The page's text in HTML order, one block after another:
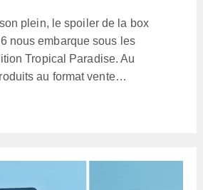
plein, le spoiler de la box
nous embarque sous les
Tropical Paradise. Au
au format vente…